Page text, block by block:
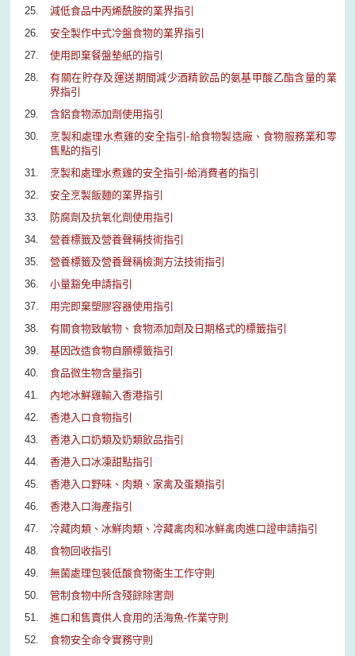
減低食品中丙烯酰胺的業界指引
安全製作中式冷盤食物的業界指引
使用即棄餐盤墊紙的指引
有關在貯存及運送期間減少酒精飲品的氨基甲酸乙酯含量的業
界指引
含鋁食物添加劑使用指引
烹製和處理水煮雞的安全指引-給食物製造廠、食物服務業和零
售點的指引
烹製和處理水煮雞的安全指引-給消費者的指引
安全烹製飯麵的業界指引
防腐劑及抗氧化劑使用指引
營養標籤及營養聲稱技術指引
營養標籤及營養聲稱檢測方法技術指引
小量豁免申請指引
用完即棄塑膠容器使用指引
有關食物致敏物、食物添加劑及日期格式的標籤指引
基因改造食物自願標籤指引
食品微生物含量指引
內地冰鮮雞輸入香港指引
香港入口食物指引
香港入口奶類及奶類飲品指引
香港入口冰凍甜點指引
香港入口野味、肉類、家禽及蛋類指引
香港入口海產指引
冷藏肉類、冰鮮肉類、冷藏禽肉和冰鮮禽肉進口證申請指引
食物回收指引
無菌處理包裝低酸食物衞生工作守則
管制食物中所含殘餘除害劑
進口和售賣供人食用的活海魚-作業守則
食物安全命令實務守則